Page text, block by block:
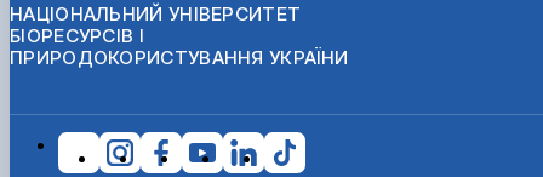
НАЦІОНАЛЬНИЙ УНІВЕРСИТЕТ
БІОРЕСУРСІВ І
ПРИРОДОКОРИСТУВАННЯ УКРАЇНИ